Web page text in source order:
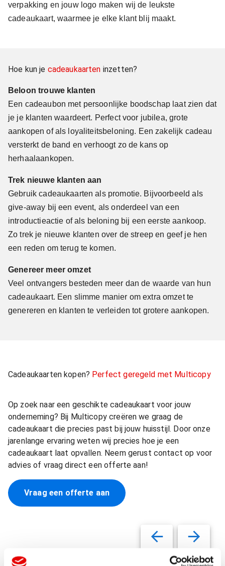
verpakking en jouw logo maken wij de leukste
cadeaukaart, waarmee je elke klant blij maakt.
Hoe kun je cadeaukaarten inzetten?
Beloon trouwe klanten
Een cadeaubon met persoonlijke boodschap laat zien dat
je je klanten waardeert. Perfect voor jubilea, grote
aankopen of als loyaliteitsbeloning. Een zakelijk cadeau
versterkt de band en verhoogt zo de kans op
herhaalaankopen.
Trek nieuwe klanten aan
Gebruik cadeaukaarten als promotie. Bijvoorbeeld als
give-away bij een event, als onderdeel van een
introductieactie of als beloning bij een eerste aankoop.
Zo trek je nieuwe klanten over de streep en geef je hen
een reden om terug te komen.
Genereer meer omzet
Veel ontvangers besteden meer dan de waarde van hun
cadeaukaart. Een slimme manier om extra omzet te
genereren en klanten te verleiden tot grotere aankopen.
Cadeaukaarten kopen? Perfect geregeld met Multicopy
Op zoek naar een geschikte cadeaukaart voor jouw
onderneming? Bij Multicopy creëren we graag de
cadeaukaart die precies past bij jouw huisstijl. Door onze
jarenlange ervaring weten wij precies hoe je een
cadeaukaart laat opvallen. Neem gerust contact op voor
advies of vraag direct een offerte aan!
Vraag een offerte aan